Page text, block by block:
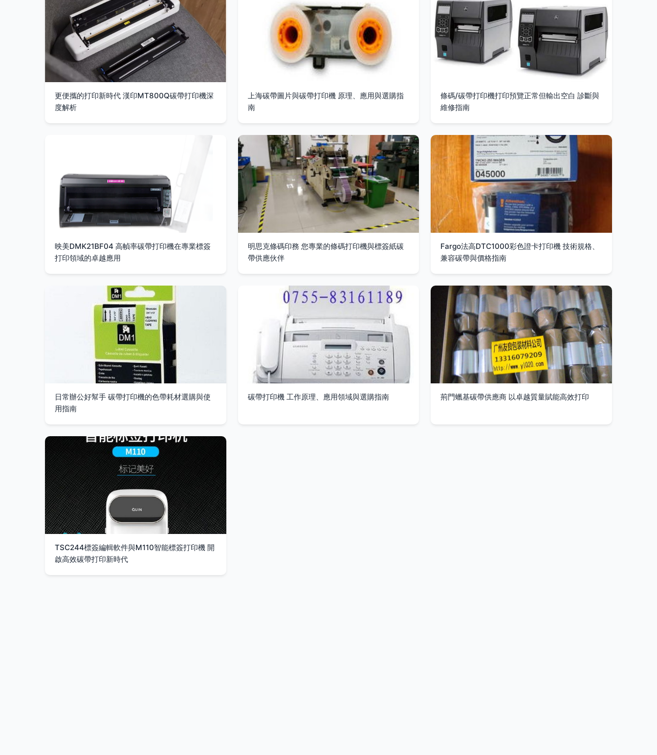
更便攜的打印新時代 漢印MT800Q碳帶打印機深
度解析
上海碳帶圖片與碳帶打印機 原理、應用與選購指
南
條碼/碳帶打印機打印預覽正常但輸出空白 診斷與
維修指南
映美DMK21BF04 高幀率碳帶打印機在專業標簽
打印領域的卓越應用
明思克條碼印務 您專業的條碼打印機與標簽紙碳
帶供應伙伴
Fargo法高DTC1000彩色證卡打印機 技術規格、
兼容碳帶與價格指南
日常辦公好幫手 碳帶打印機的色帶耗材選購與使
用指南
碳帶打印機 工作原理、應用領域與選購指南 荊門蠟基碳帶供應商 以卓越質量賦能高效打印
TSC244標簽編輯軟件與M110智能標簽打印機 開
啟高效碳帶打印新時代